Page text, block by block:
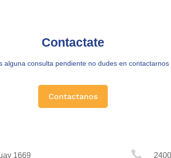
Contactate
alguna consulta pendiente no dudes en contactarnos
Contactanos
1669 